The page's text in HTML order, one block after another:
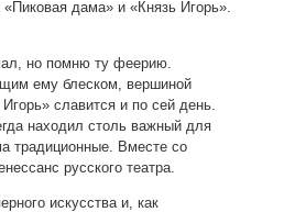
дама» и «Князь Игорь».
но помню ту феерию.
ему блеском, вершиной
славится и по сей день.
находил столь важный для
традиционные. Вместе со
русского театра.
искусства и, как